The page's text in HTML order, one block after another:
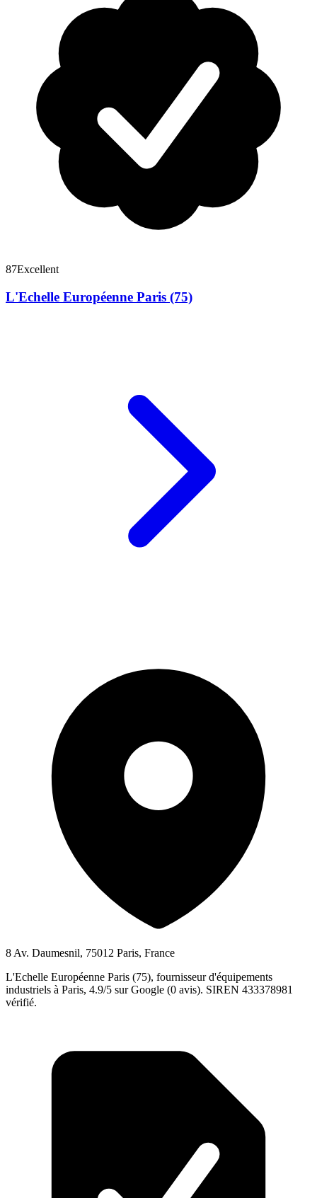
87Excellent
L'Echelle Européenne Paris (75)
8 Av. Daumesnil, 75012 Paris, France
L'Echelle Européenne Paris (75), fournisseur d'équipements
industriels à Paris, 4.9/5 sur Google (0 avis). SIREN 433378981
vérifié.